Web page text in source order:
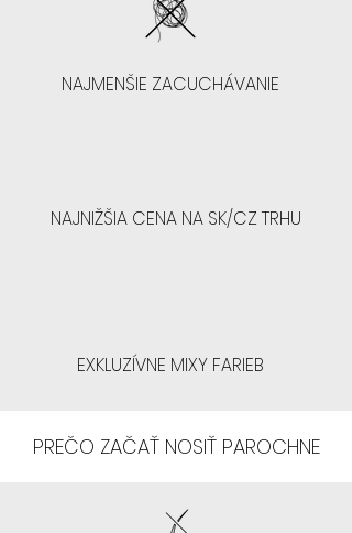
končeky si môžete jemne
predstáv, čím dosiahnete plnší
efekt bez straty prirodzeného
aby ste sa uistili o jej efektivite.
NAJMENŠIE ZACUCHÁVANIE
NAJNIŽŠIA CENA NA SK/CZ TRHU
EXKLUZÍVNE MIXY FARIEB
PREČO ZAČAŤ NOSIŤ PAROCHNE